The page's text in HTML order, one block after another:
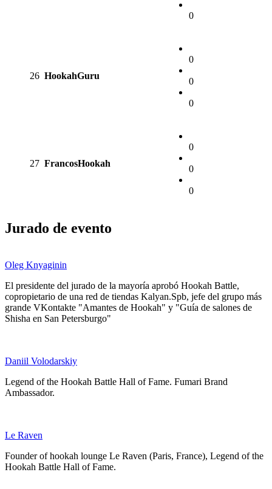
0
26 HookahGuru
0
0
0
27 FrancosHookah
0
0
0
Jurado de evento
Oleg Knyaginin
El presidente del jurado de la mayoría aprobó Hookah Battle,
copropietario de una red de tiendas Kalyan.Spb, jefe del grupo más
grande VKontakte "Amantes de Hookah" y "Guía de salones de
Shisha en San Petersburgo"
Daniil Volodarskiy
Legend of the Hookah Battle Hall of Fame. Fumari Brand
Ambassador.
Le Raven
Founder of hookah lounge Le Raven (Paris, France), Legend of the
Hookah Battle Hall of Fame.